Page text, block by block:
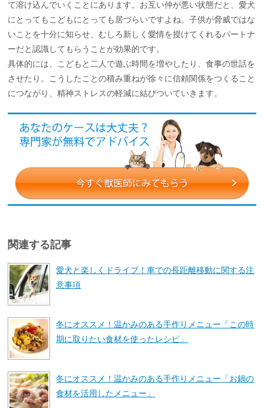
て溶け込んでいくことにあります。お互い仲が悪い状態だと、愛犬
にとってもこどもにとっても居づらいですよね。子供が脅威ではな
いことを十分に知らせ、むしろ新しく愛情を授けてくれるパートナ
ーだと認識してもらうことが効果的です。
具体的には、こどもと二人で遊ぶ時間を増やしたり、食事の世話を
させたり。こうしたことの積み重ねが徐々に信頼関係をつくること
につながり、精神ストレスの軽減に結びついていきます。
関連する記事
愛犬と楽しくドライブ！車での長距離移動に関する注
意事項
冬にオススメ！温かみのある手作りメニュー「この時
期に取りたい食材を使ったレシピ」
冬にオススメ！温かみのある手作りメニュー「お鍋の
食材を活用したメニュー」